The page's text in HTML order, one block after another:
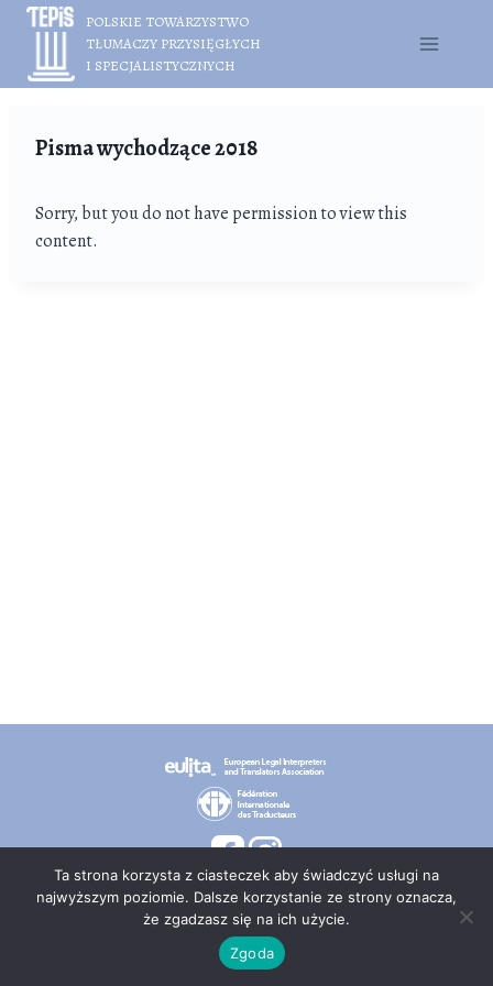
Przejdź
treści
POLSKIE TOWARZYSTWO
TŁUMACZY PRZYSIĘGŁYCH
I SPECJALISTYCZNYCH
Pisma wychodzące 2018
Sorry, but you do not have permission to view this
content.
© 2026 PT TEPIS
Ta strona korzysta z ciasteczek aby świadczyć usługi na
najwyższym poziomie. Dalsze korzystanie ze strony oznacza,
że zgadzasz się na ich użycie.
Zgoda